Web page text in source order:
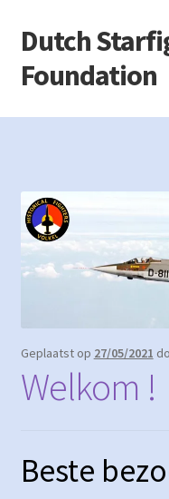
Ga
door
naar
Ga
naar
de
Dutch
Foundation
Home
Contact
Garantie, klachten,
Privacy Policy
Welkom !
Geplaatst op 27/05/2021
Welkom !
Beste